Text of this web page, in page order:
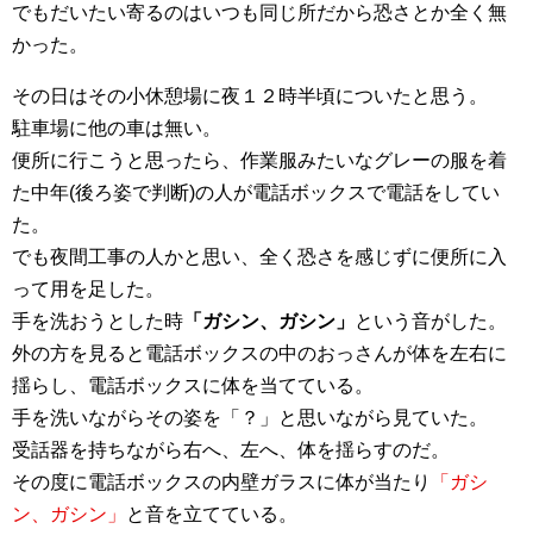
でもだいたい寄るのはいつも同じ所だから恐さとか全く無
かった。
その日はその小休憩場に夜１２時半頃についたと思う。
駐車場に他の車は無い。
便所に行こうと思ったら、作業服みたいなグレーの服を着
た中年(後ろ姿で判断)の人が電話ボックスで電話をしてい
た。
でも夜間工事の人かと思い、全く恐さを感じずに便所に入
って用を足した。
手を洗おうとした時 「ガシン、ガシン」 という音がした。
外の方を見ると電話ボックスの中のおっさんが体を左右に
揺らし、電話ボックスに体を当てている。
手を洗いながらその姿を「？」と思いながら見ていた。
受話器を持ちながら右へ、左へ、体を揺らすのだ。
その度に電話ボックスの内壁ガラスに体が当たり
「ガシ
ン、ガシン」
と音を立てている。